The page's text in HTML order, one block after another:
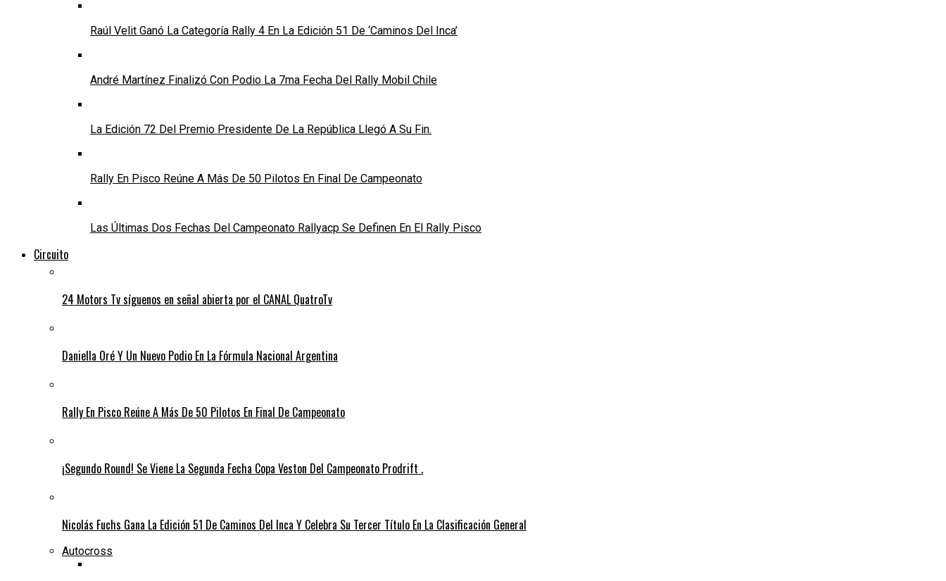
Raúl Velit Ganó La Categoría Rally 4 En La Edición 51 De ‘Caminos Del Inca’
André Martínez Finalizó Con Podio La 7ma Fecha Del Rally Mobil Chile
La Edición 72 Del Premio Presidente De La República Llegó A Su Fin.
Rally En Pisco Reúne A Más De 50 Pilotos En Final De Campeonato
Las Últimas Dos Fechas Del Campeonato Rallyacp Se Definen En El Rally Pisco
Circuito
24 Motors Tv síguenos en señal abierta por el CANAL QuatroTv
Daniella Oré Y Un Nuevo Podio En La Fórmula Nacional Argentina
Rally En Pisco Reúne A Más De 50 Pilotos En Final De Campeonato
¡Segundo Round! Se Viene La Segunda Fecha Copa Veston Del Campeonato Prodrift .
Nicolás Fuchs Gana La Edición 51 De Caminos Del Inca Y Celebra Su Tercer Título En La Clasificación General
Autocross